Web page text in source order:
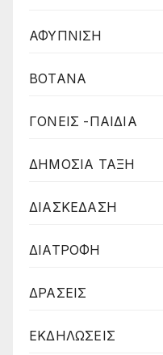
ΑΦΥΠΝΙΣΗ
ΒΟΤΑΝΑ
ΓΟΝΕΙΣ -ΠΑΙΔΙΑ
ΔΗΜΟΣΙΑ ΤΑΞΗ
ΔΙΑΣΚΕΔΑΣΗ
ΔΙΑΤΡΟΦΗ
ΔΡΑΣΕΙΣ
ΕΚΔΗΛΩΣΕΙΣ